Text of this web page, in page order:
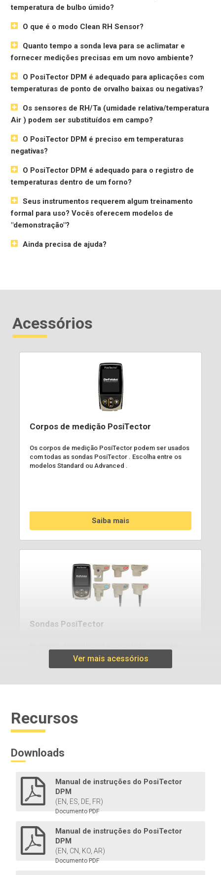
temperatura de bulbo úmido?
O que é o modo Clean RH Sensor?
Quanto tempo a sonda leva para se aclimatar e
fornecer medições precisas em um novo ambiente?
O PosiTector DPM é adequado para aplicações com
temperaturas de ponto de orvalho baixas ou negativas?
Os sensores de RH/Ta (umidade relativa/temperatura
Air ) podem ser substituídos em campo?
O PosiTector DPM é preciso em temperaturas
negativas?
O PosiTector DPM é adequado para o registro de
temperaturas dentro de um forno?
Seus instrumentos requerem algum treinamento
formal para uso? Vocês oferecem modelos de
"demonstração"?
Ainda precisa de ajuda?
Acessórios
Corpos de medição PosiTector
Os corpos de medição PosiTector podem ser usados
com todas as sondas PosiTector . Escolha entre os
modelos Standard ou Advanced .
Saiba mais
Sondas PosiTector
PosiTector , convertendo-se facilmente de um
medidor de espessura de revestimento em um
O registrador do medidor de ponto de orvalho é fixado
em estruturas de aço para medir e registrar
parâmetros ambientais de forma independente por
Ver mais acessórios
Recursos
Downloads
Manual de instruções do PosiTector
DPM
(EN, ES, DE, FR)
Documento PDF
Manual de instruções do PosiTector
DPM
(EN, CN, KO, AR)
Documento PDF